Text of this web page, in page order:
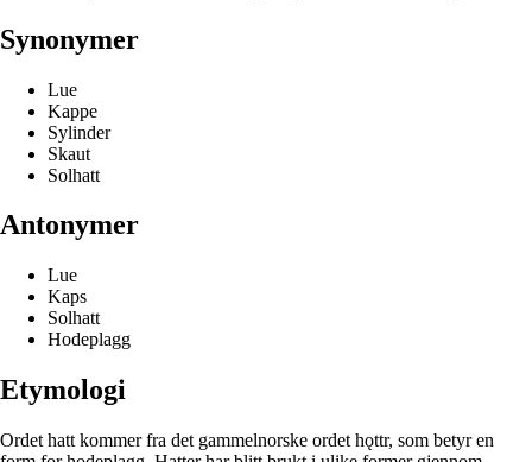
Synonymer
Lue
Kappe
Sylinder
Skaut
Solhatt
Antonymer
Lue
Kaps
Solhatt
Hodeplagg
Etymologi
Ordet hatt kommer fra det gammelnorske ordet hǫttr, som betyr en